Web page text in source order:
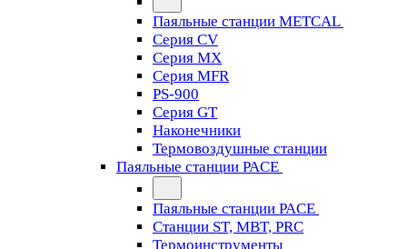
Паяльные станции METCAL
Серия CV
Серия MX
Серия MFR
PS-900
Серия GT
Наконечники
Термовоздушные станции
Паяльные станции PACE
Паяльные станции PACE
Станции ST, MBT, PRC
Термоинструменты